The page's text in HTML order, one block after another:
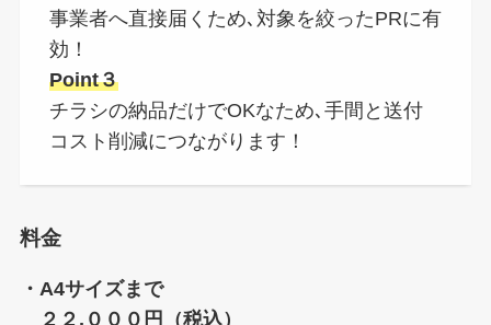
事業者へ直接届くため､対象を絞ったPRに有
効！
Point３
チラシの納品だけでOKなため､手間と送付
コスト削減につながります！
料金
・A4サイズまで
２２,０００円（税込）